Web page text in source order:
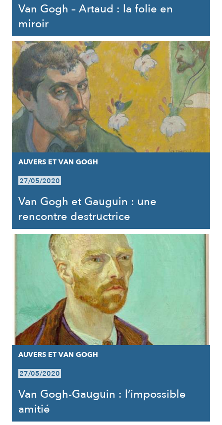
Van Gogh – Artaud : la folie en
miroir
AUVERS ET VAN GOGH
27/05/2020
Van Gogh et Gauguin : une
rencontre destructrice
AUVERS ET VAN GOGH
27/05/2020
Van Gogh-Gauguin : l’impossible
amitié